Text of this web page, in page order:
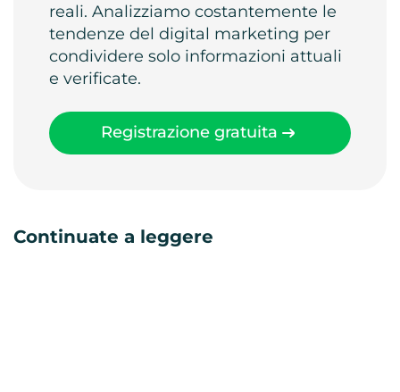
reali. Analizziamo costantemente le
tendenze del digital marketing per
condividere solo informazioni attuali
e verificate.
Registrazione gratuita
Continuate a leggere